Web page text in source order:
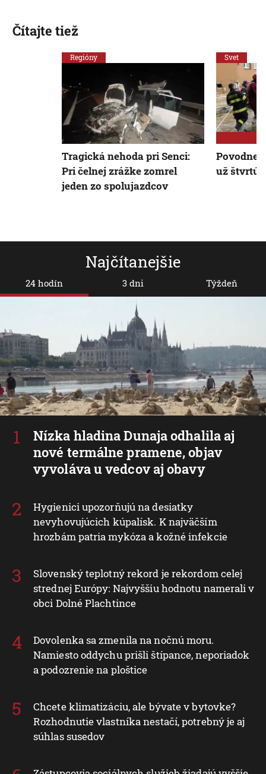
Najčítanejšie
24 hodín
Nízka hladina Dunaja odhalila aj
nové termálne pramene, objav
vyvoláva u vedcov aj obavy
Hygienici upozorňujú na desiatky
nevyhovujúcich kúpalísk. K najväčším
hrozbám patria mykóza a kožné infekcie
Slovenský teplotný rekord je rekordom celej
strednej Európy: Najvyššiu hodnotu namerali v
obci Dolné Plachtince
Dovolenka sa zmenila na nočnú moru.
Namiesto oddychu prišli štípance, neporiadok
a podozrenie na ploštice
Chcete klimatizáciu, ale bývate v bytovke?
Rozhodnutie vlastníka nestačí, potrebný je aj
súhlas susedov
3 dni Týždeň
Čítajte tiež
Regióny
Tragická nehoda pri Senci:
Pri čelnej zrážke zomrel
jeden zo spolujazdcov
Svet
Povodne
už štvrtú